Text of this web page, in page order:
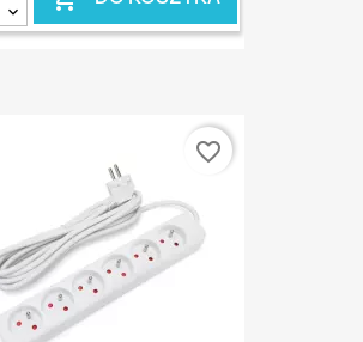
favorite_border